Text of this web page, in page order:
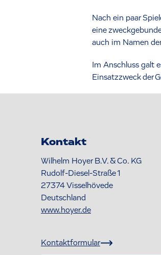
Nach ein paar
eine
auch im Namen
Im Anschluss galt
Einsatzzweck der
Kontakt
Wilhelm Hoyer B.V. & Co. KG
Rudolf-Diesel-Straße 1
27374Visselhövede
Deutschland
www.hoyer.de
Kontaktformular